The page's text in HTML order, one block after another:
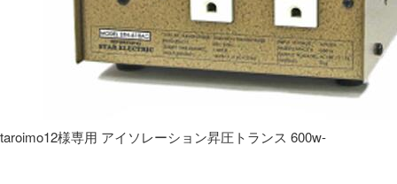
taroimo12様専用 アイソレーション昇圧トランス 600w-